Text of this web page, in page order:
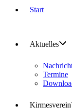
Start
Aktuelles
Termine
Kirmesverein